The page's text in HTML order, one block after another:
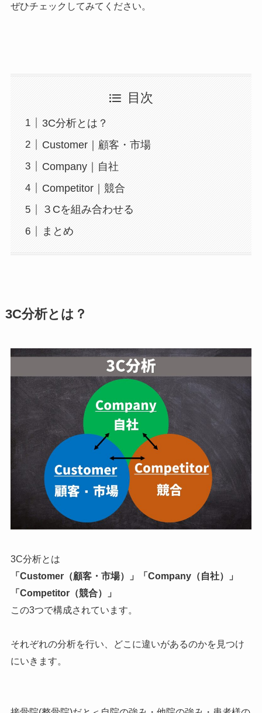
ぜひチェックしてみてください。
目次
3C分析とは？
Customer｜顧客・市場
Company｜自社
Competitor｜競合
３Cを組み合わせる
まとめ
3C分析とは？
3C分析とは
「Customer（顧客・市場）」「Company（自社）」
「Competitor（競合）」
この3つで構成されています。
それぞれの分析を行い、どこに違いがあるのかを見つけ
にいきます。